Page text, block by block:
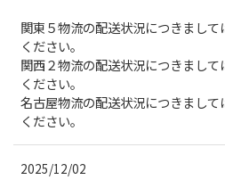
関東５物流の配送状況につきまして
ください。
関西２物流の配送状況につきまして
ください。
名古屋物流の配送状況につきまして
ください。
2025/12/02